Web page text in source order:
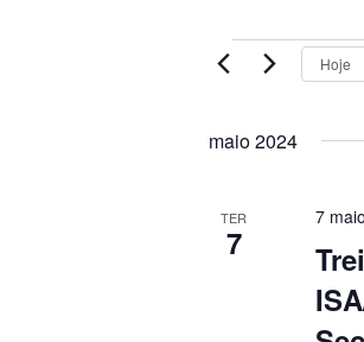
EventosHoje
maio 2024
TER
7
7